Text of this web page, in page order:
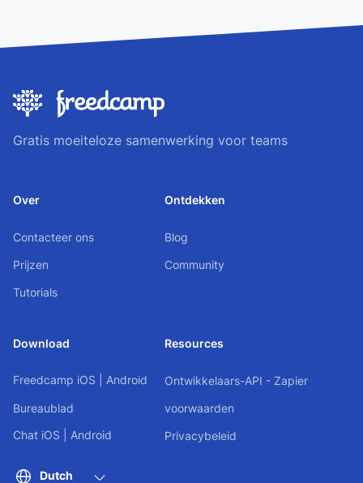
Gratis moeiteloze samenwerking voor teams
Over
Contacteer ons
Prijzen
Tutorials
Ontdekken
Blog
Community
Download
Freedcamp iOS Android
Bureaublad
Chat iOS Android
Resources
Ontwikkelaars-API - Zapier
voorwaarden
Privacybeleid
Dutch